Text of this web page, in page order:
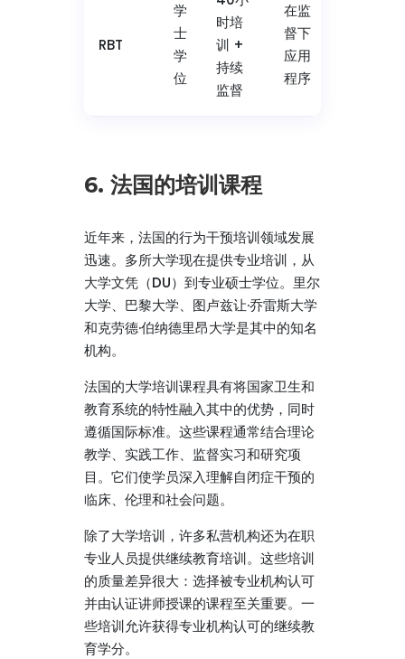
RBT
学
士
学
位
时培
训 +
持续
监督
在监
督下
应用
程序
6. 法国的培训课程
近年来，法国的行为干预培训领域发展
迅速。多所大学现在提供专业培训，从
大学文凭（DU）到专业硕士学位。里尔
大学、巴黎大学、图卢兹让·乔雷斯大学
和克劳德·伯纳德里昂大学是其中的知名
机构。
法国的大学培训课程具有将国家卫生和
教育系统的特性融入其中的优势，同时
遵循国际标准。这些课程通常结合理论
教学、实践工作、监督实习和研究项
目。它们使学员深入理解自闭症干预的
临床、伦理和社会问题。
除了大学培训，许多私营机构还为在职
专业人员提供继续教育培训。这些培训
的质量差异很大：选择被专业机构认可
并由认证讲师授课的课程至关重要。一
些培训允许获得专业机构认可的继续教
育学分。